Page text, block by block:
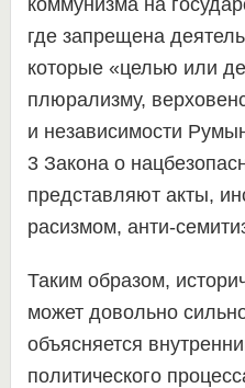
коммунизма на
где запрещена
которые «целью или
плюрализму,
и независимости
3 Закона о
представляют акты,
расизмом, анти-
Таким образом,
может довольно
объясняется
политического